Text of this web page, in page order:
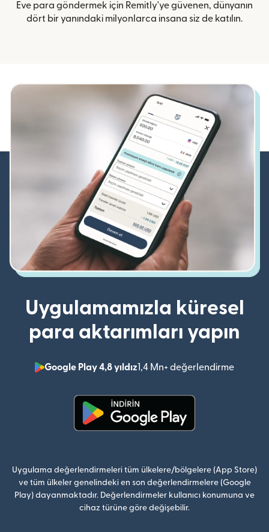
Eve para göndermek için Remitly'ye güvenen, dünyanın
dört bir yanındaki milyonlarca insana siz de katılın.
Uygulamamızla küresel
para aktarımları yapın
Google Play 4,8 yıldız1,4 Mn+ değerlendirme
Uygulama değerlendirmeleri tüm ülkelere/bölgelere (App Store)
ve tüm ülkeler genelindeki en son değerlendirmelere (Google
Play) dayanmaktadır. Değerlendirmeler kullanıcı konumuna ve
cihaz türüne göre değişebilir.